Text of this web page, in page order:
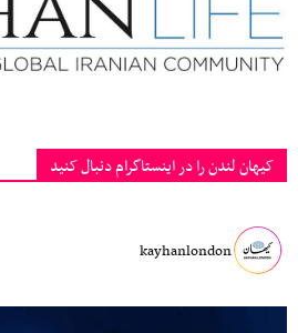
کیهان لندن را در اینستاگرام دنبال کنید
kayhanlondon